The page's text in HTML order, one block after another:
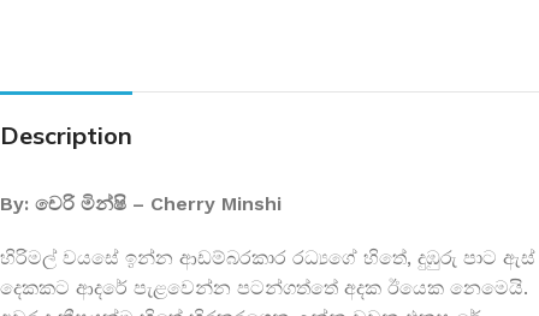
Description
By: චෙරි මින්ෂි – Cherry Minshi
හිරිමල් වයසේ ඉන්න ආඩම්බරකාර රධ්‍යගේ හිතේ, දුඹුරු පාට ඇස්
දෙකකට ආදරේ පැළවෙන්න පටන්ගත්තේ අදක ඊයෙක නෙමෙයි.